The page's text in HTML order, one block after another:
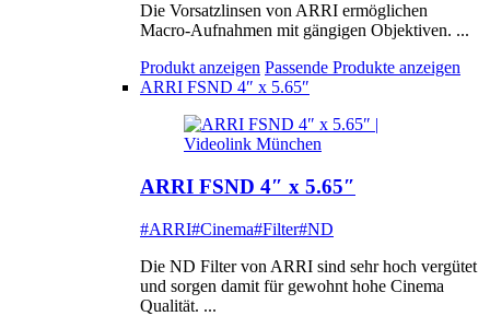
Die Vorsatzlinsen von ARRI ermöglichen
Macro-Aufnahmen mit gängigen Objektiven. ...
Produkt anzeigen Passende Produkte anzeigen
ARRI FSND 4″ x 5.65″
ARRI FSND 4″ x 5.65″
#ARRI#Cinema#Filter#ND
Die ND Filter von ARRI sind sehr hoch vergütet
und sorgen damit für gewohnt hohe Cinema
Qualität. ...